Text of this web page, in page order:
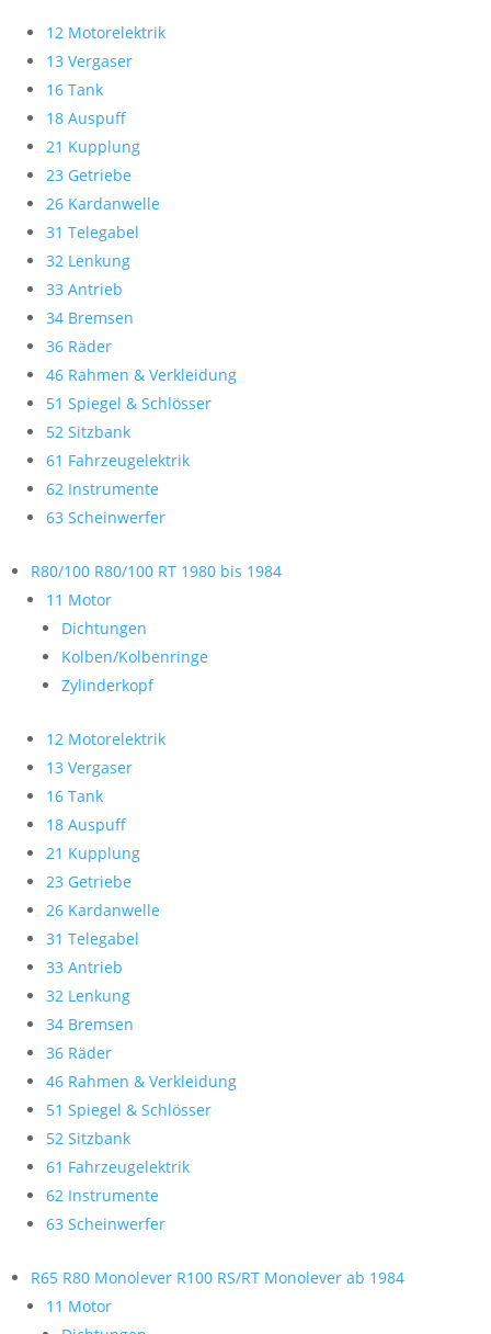
12 Motorelektrik
13 Vergaser
16 Tank
18 Auspuff
21 Kupplung
23 Getriebe
26 Kardanwelle
31 Telegabel
32 Lenkung
33 Antrieb
34 Bremsen
36 Räder
46 Rahmen & Verkleidung
51 Spiegel & Schlösser
52 Sitzbank
61 Fahrzeugelektrik
62 Instrumente
63 Scheinwerfer
R80/100 R80/100 RT 1980 bis 1984
11 Motor
Dichtungen
Kolben/Kolbenringe
Zylinderkopf
12 Motorelektrik
13 Vergaser
16 Tank
18 Auspuff
21 Kupplung
23 Getriebe
26 Kardanwelle
31 Telegabel
33 Antrieb
32 Lenkung
34 Bremsen
36 Räder
46 Rahmen & Verkleidung
51 Spiegel & Schlösser
52 Sitzbank
61 Fahrzeugelektrik
62 Instrumente
63 Scheinwerfer
R65 R80 Monolever R100 RS/RT Monolever ab 1984
11 Motor